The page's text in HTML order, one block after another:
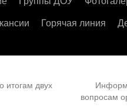
Горячая линия
итогам двух
вопросам